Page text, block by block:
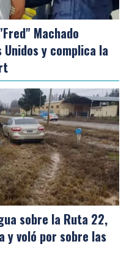
Machado
y complica la
sobre la Ruta 22,
y voló por sobre las